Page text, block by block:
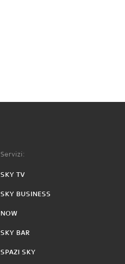
Servizi:
SKY TV
SKY BUSINESS
NOW
SKY BAR
SPAZI SKY